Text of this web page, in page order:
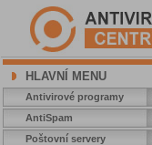
HLAVNÍ MENU
Antivirové programy
AntiSpam
Poštovní servery